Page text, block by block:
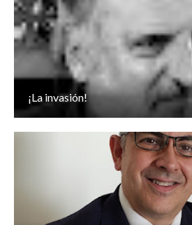
¡La invasión!